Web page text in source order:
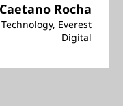
Rocha
Everest
Digital